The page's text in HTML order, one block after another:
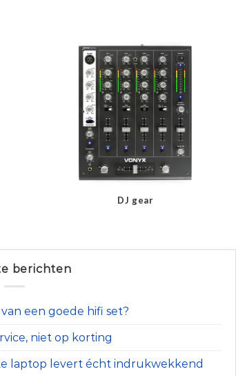
DJ gear
berichten
een goede hifi set?
niet op korting
laptop levert écht indrukwekkend